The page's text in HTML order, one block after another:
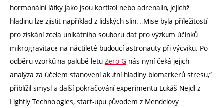
hormonální látky jako jsou kortizol nebo adrenalin, jejichž
hladinu lze zjistit například z lidských slin. „Mise byla příležitostí
pro získání zcela unikátního souboru dat pro výzkum účinků
mikrogravitace na náctileté budoucí astronauty při výcviku. Po
odběru vzorků na palubě letu Zero-G nás nyní čeká jejich
analýza za účelem stanovení akutní hladiny biomarkerů stresu,“
přiblížil smysl a další pokračování experimentu Lukáš Nejdl z
Lightly Technologies, start-upu původem z Mendelovy